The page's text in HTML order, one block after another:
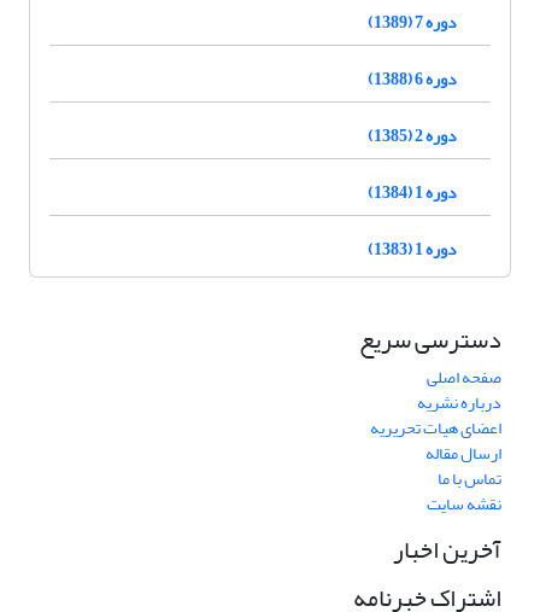
دوره 7 (1389)
دوره 6 (1388)
دوره 2 (1385)
دوره 1 (1384)
دوره 1 (1383)
دسترسی سریع
صفحه اصلی
درباره نشریه
اعضای هیات تحریریه
ارسال مقاله
تماس با ما
نقشه سایت
آخرین اخبار
اشتراک خبرنامه